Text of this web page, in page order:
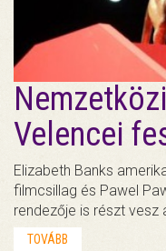
Velencei
Elizabeth Banks
filmcsillag és Pawel
rendezője is részt vesz
TOVÁBB